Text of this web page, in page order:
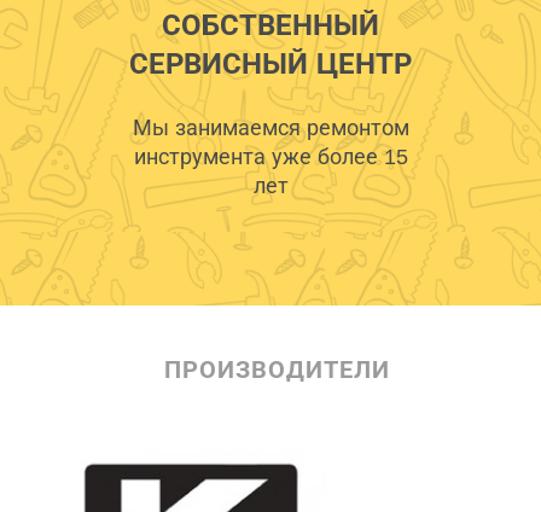
СОБСТВЕННЫЙ
СЕРВИСНЫЙ ЦЕНТР
Мы занимаемся ремонтом
инструмента уже более 15
лет
ПРОИЗВОДИТЕЛИ